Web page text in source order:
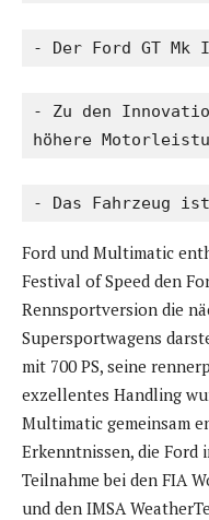
- Der Ford GT
- Zu den
höhere
- Das Fahrzeug
Ford und Multimatic
Festival of Speed den
Rennsportversion die
Supersportwagens
mit 700 PS, seine
exzellentes Handling
Multimatic gemeinsam
Erkenntnissen, die Ford
Teilnahme bei den FIA
und den IMSA